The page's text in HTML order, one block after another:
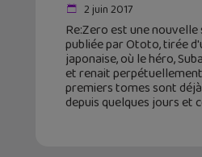
2 juin 2017
Re:Zero est une nouvelle
publiée par Ototo, tirée
japonaise, où le héro,
et renait
premiers tomes sont
depuis quelques jours et